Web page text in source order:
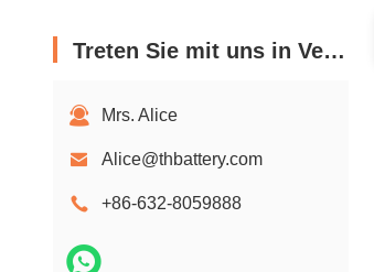
Treten Sie mit uns in Verbindung
Mrs. Alice
Alice@thbattery.com
+86-632-8059888